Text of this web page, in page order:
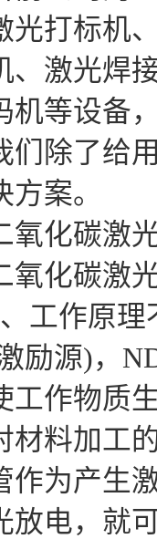
光打标机
、激光焊
机等设备
们除了给
方案。
氧化碳激
氧化碳激
工作原理
励源)，
工作物质
材料加工
作为产生
放电，就